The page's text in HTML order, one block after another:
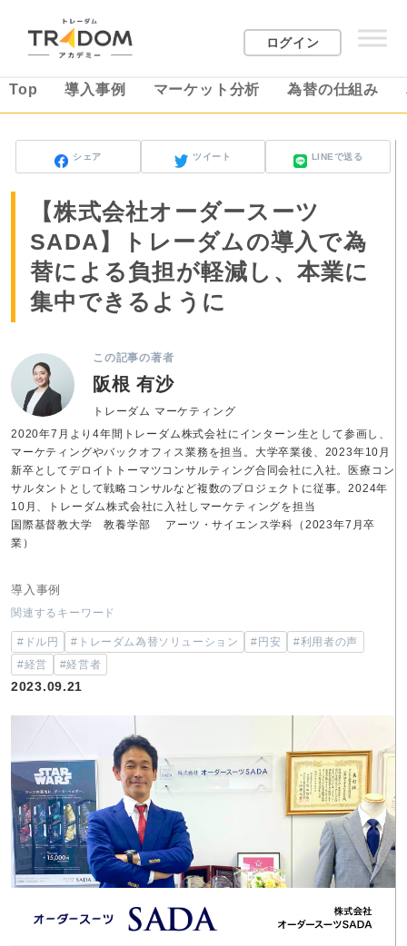
ログイン
Top 導入事例 マーケット分析 為替の仕組み
シェア ツイート LINEで送る
【株式会社オーダースーツ
SADA】トレーダムの導入で為
替による負担が軽減し、本業に
集中できるように
この記事の著者
阪根 有沙
トレーダム マーケティング
2020年7月より4年間トレーダム株式会社にインターン生として参画し、
マーケティングやバックオフィス業務を担当。大学卒業後、2023年10月
新卒としてデロイトトーマツコンサルティング合同会社に入社。医療コン
サルタントとして戦略コンサルなど複数のプロジェクトに従事。2024年
10月、トレーダム株式会社に入社しマーケティングを担当
国際基督教大学 教養学部 アーツ・サイエンス学科（2023年7月卒
業）
導入事例
関連するキーワード
#ドル円 #トレーダム為替ソリューション #円安
#利用者の声
#経営
#経営者
2023.09.21